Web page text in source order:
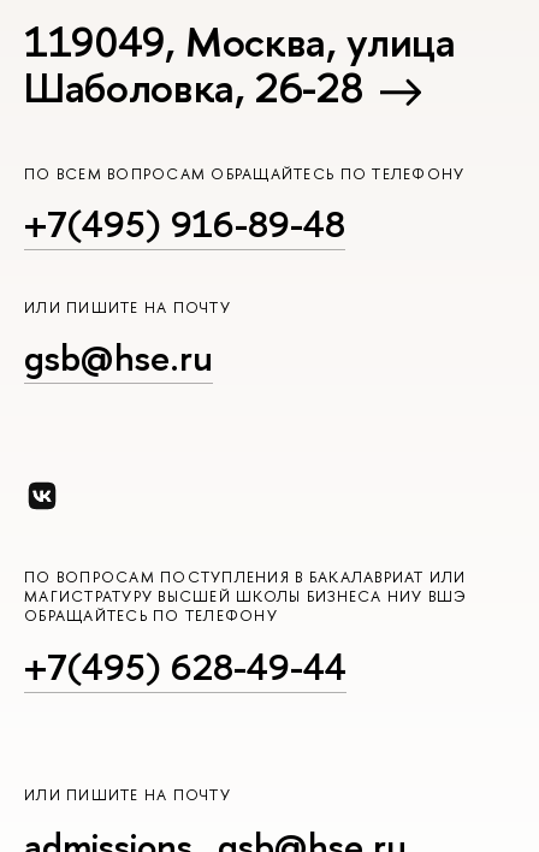
119049, Москва, улица
Шаболовка, 26-28
ПО ВСЕМ ВОПРОСАМ ОБРАЩАЙТЕСЬ ПО ТЕЛЕФОНУ
+7(495) 916-89-48
ИЛИ ПИШИТЕ НА ПОЧТУ
gsb@hse.ru
ПО ВОПРОСАМ ПОСТУПЛЕНИЯ В БАКАЛАВРИАТ ИЛИ
МАГИСТРАТУРУ ВЫСШЕЙ ШКОЛЫ БИЗНЕСА НИУ ВШЭ
ОБРАЩАЙТЕСЬ ПО ТЕЛЕФОНУ
+7(495) 628-49-44
ИЛИ ПИШИТЕ НА ПОЧТУ